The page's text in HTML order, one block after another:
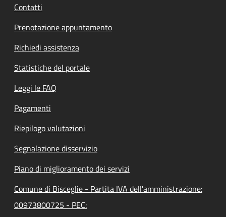
Contatti
Prenotazione appuntamento
Richiedi assistenza
Statistiche del portale
Leggi le FAQ
Pagamenti
Riepilogo valutazioni
Segnalazione disservizio
Piano di miglioramento dei servizi
Comune di Bisceglie - Partita IVA dell'amministrazione:
00973800725 - PEC: